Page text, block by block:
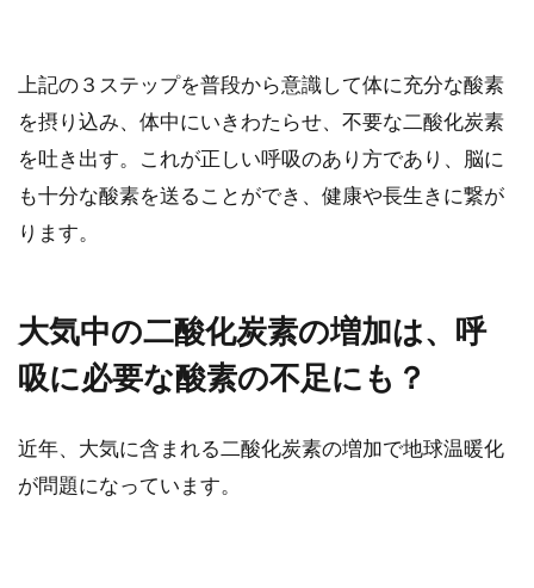
上記の３ステップを普段から意識して体に充分な酸素
を摂り込み、体中にいきわたらせ、不要な二酸化炭素
を吐き出す。これが正しい呼吸のあり方であり、脳に
も十分な酸素を送ることができ、健康や長生きに繋が
ります。
大気中の二酸化炭素の増加は、呼
吸に必要な酸素の不足にも？
近年、大気に含まれる二酸化炭素の増加で地球温暖化
が問題になっています。